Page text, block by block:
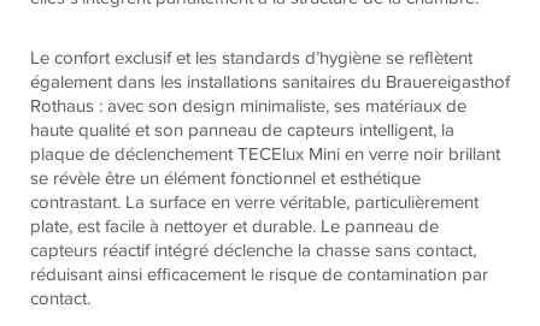
Le confort exclusif et les standards d’hygiène se reflètent
également dans les installations sanitaires du Brauereigasthof
Rothaus : avec son design minimaliste, ses matériaux de
haute qualité et son panneau de capteurs intelligent, la
plaque de déclenchement TECElux Mini en verre noir brillant
se révèle être un élément fonctionnel et esthétique
contrastant. La surface en verre véritable, particulièrement
plate, est facile à nettoyer et durable. Le panneau de
capteurs réactif intégré déclenche la chasse sans contact,
réduisant ainsi efficacement le risque de contamination par
contact.